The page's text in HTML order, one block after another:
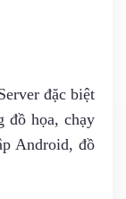
đặc biệt
đồ họa, chạy
Android, đồ